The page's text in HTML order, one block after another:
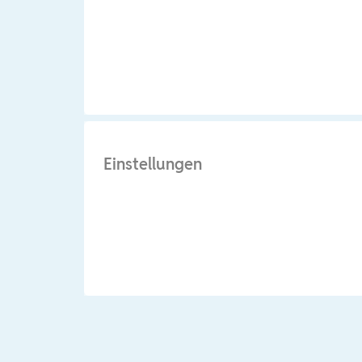
Einstellungen